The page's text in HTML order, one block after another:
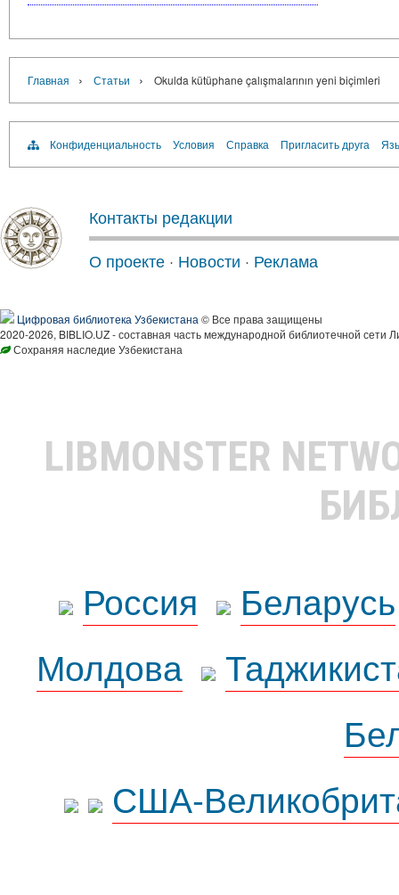
Главная › Статьи › Okulda kütüphane çalışmalarının yeni biçimleri
Конфиденциальность Условия Справка Пригласить друга
Контакты редакции
О проекте · Новости · Реклама
Цифровая библиотека Узбекистана © Все права защищены
2020-2026, BIBLIO.UZ - составная часть международной библиотечной сети
Сохраняя наследие Узбекистана
LIBMONSTER
Россия
Беларусь
Молдова
США-